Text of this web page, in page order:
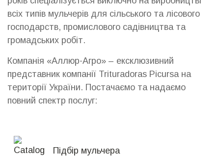
всіх типів мульчерів для сільського та лісового
господарств, промислового садівництва та
громадських робіт.
Компанія «Аллюр-Агро» – ексклюзивний
представник компанії Trituradoras Picursa на
території України. Постачаємо та надаємо
повний спектр послуг:
Підбір мульчера